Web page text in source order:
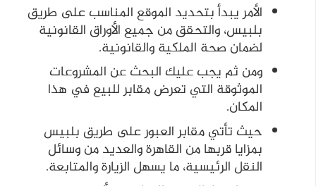
الأمر يبدأ بتحديد الموقع المناسب على طريق
بلبيس، والتحقق من جميع الأوراق القانونية
لضمان صحة الملكية والقانونية.
ومن ثم يجب عليك البحث عن المشروعات
الموثوقة التي تعرض مقابر للبيع في هذا
المكان.
حيث تأتي مقابر العبور على طريق بلبيس
بمزايا قربها من القاهرة والعديد من وسائل
النقل الرئيسية، ما يسهل الزيارة والمتابعة.